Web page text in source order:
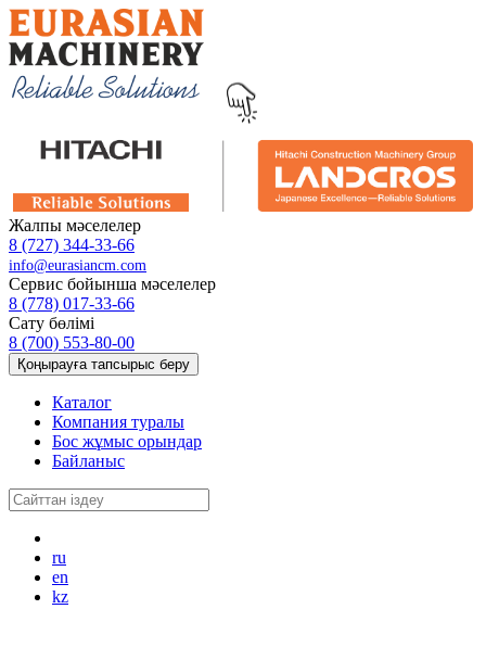
Жалпы мәселелер
8 (727) 344-33-66
info@eurasiancm.com
Сервис бойынша мәселелер
8 (778) 017-33-66
Сату бөлімі
8 (700) 553-80-00
Қоңырауға тапсырыс беру
Каталог
Компания туралы
Бос жұмыс орындар
Байланыс
ru
en
kz